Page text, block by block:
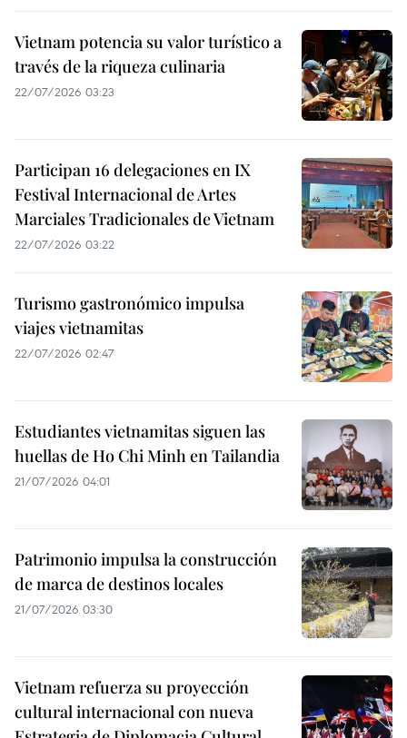
Vietnam potencia su valor turístico a
través de la riqueza culinaria
22/07/2026 03:23
Participan 16 delegaciones en IX
Festival Internacional de Artes
Marciales Tradicionales de Vietnam
22/07/2026 03:22
Turismo gastronómico impulsa
viajes vietnamitas
22/07/2026 02:47
Estudiantes vietnamitas siguen las
huellas de Ho Chi Minh en Tailandia
21/07/2026 04:01
Patrimonio impulsa la construcción
de marca de destinos locales
21/07/2026 03:30
Vietnam refuerza su proyección
cultural internacional con nueva